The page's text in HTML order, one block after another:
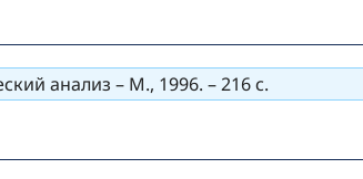
анализ – М., 1996. – 216 с.